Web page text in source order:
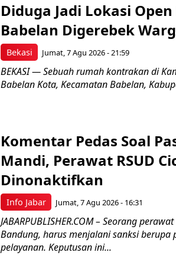
Bekasi
Diduga Jadi Lokasi
Babelan Digerebek
Jumat, 7 Agu 2026 - 21:59
BEKASI — Sebuah rumah kontrakan di
Babelan Kota, Kecamatan Babelan,
Info Jabar
Komentar Pedas Soal
Mandi, Perawat RSUD
Dinonaktifkan
Jumat, 7 Agu 2026 - 16:31
JABARPUBLISHER.COM – Seorang
Bandung, harus menjalani sanksi
pelayanan. Keputusan ini...